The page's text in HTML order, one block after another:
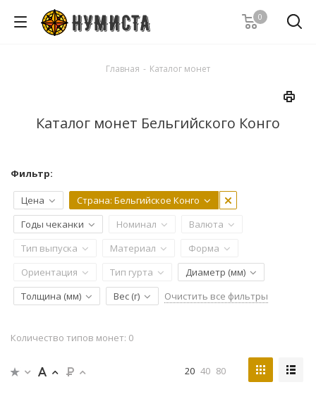
0
Главная - Каталог монет
Каталог монет Бельгийского Конго
Фильтр:
Цена Страна: Бельгийское Конго
Годы чеканки
Номинал
Валюта
Тип выпуска
Материал
Форма
Ориентация
Тип гурта
Диаметр (мм)
Толщина (мм)
Вес (г) Очистить все фильтры
Количество типов монет: 0
20 40 80